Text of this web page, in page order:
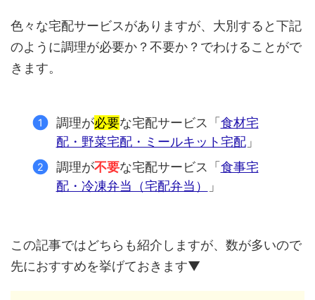
色々な宅配サービスがありますが、大別すると下記
のように調理が必要か？不要か？でわけることがで
きます。
調理が必要な宅配サービス「食材宅
配・野菜宅配・ミールキット宅配」
調理が不要な宅配サービス「食事宅
配・冷凍弁当（宅配弁当）
」
この記事ではどちらも紹介しますが、数が多いので
先におすすめを挙げておきます▼